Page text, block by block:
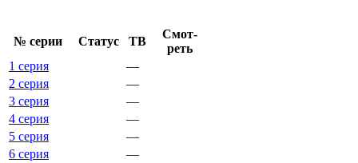
№ се­рии Ста­тус ТВ
Смот­
реть
1 серия
—
2 серия
—
3 серия
—
4 серия
—
5 серия
—
6 серия
—